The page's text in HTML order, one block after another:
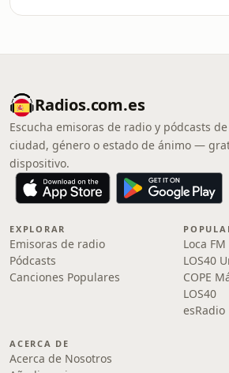
Radios.com.es
Escucha emisoras de radio y pódcasts
ciudad, género o estado de ánimo —
dispositivo.
EXPLORAR
Emisoras de radio
Pódcasts
Canciones Populares
Loca FM
LOS40
COPE
LOS40
esRadio
ACERCA DE
Acerca de Nosotros